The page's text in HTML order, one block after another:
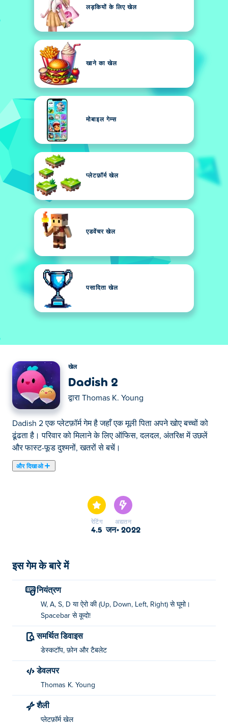
लड़कियों के लिए खेल
खाने का खेल
मोबाइल गेम्स
प्लेटफ़ॉर्म खेल
एडवेंचर खेल
पसादिता खेल
खेल
Dadish 2
द्वारा Thomas K. Young
Dadish 2 एक प्लेटफ़ॉर्म गेम है जहाँ एक मूली पिता अपने खोए बच्चों को
ढूंढता है। परिवार को मिलाने के लिए ऑफिस, दलदल, अंतरिक्ष में उछलें
और फास्ट-फूड दुश्मनों, खतरों से बचें।
और दिखाओ
रेटिंग
4.5
अद्यतन
जन॰ 2022
इस गेम के बारे में
नियंत्रण
W, A, S, D या ऐरो की (Up, Down, Left, Right) से घूमो।
Spacebar से कूदो!
समर्थित डिवाइस
डेस्कटॉप, फ़ोन और टैबलेट
डेवलपर
Thomas K. Young
शैली
प्लेटफ़ॉर्म खेल